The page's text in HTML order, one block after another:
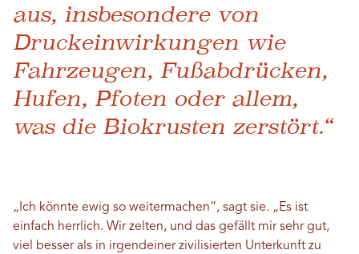
aus, insbesondere von
Druckeinwirkungen wie
Fahrzeugen, Fußabdrücken,
Hufen, Pfoten oder allem,
was die Biokrusten zerstört.“
„Ich könnte ewig so weitermachen“, sagt sie. „Es ist
einfach herrlich. Wir zelten, und das gefällt mir sehr gut,
viel besser als in irgendeiner zivilisierten Unterkunft zu